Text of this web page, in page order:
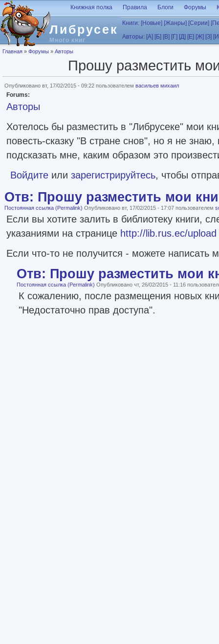
Перейти к основному содержанию
Либрусек
Много книг
Книжная полка Правила Блоги Форумы
Книги: [Новые] [Жанры] [Серии]
Авторы: [А] [Б] [В] [Г] [Д] [Е] [Ж] [З]
Вы здесь
Главная » Форумы » Авторы
Прошу разместить
Опубликовано вт, 17/02/2015 - 09:22 пользователем васильев михаил
Forums:
Авторы
Хотелось бы разместить в "Либрусеке" мои
повесть-сказку "В стране снов", но я не
подсказать мне, каким образом это
Войдите или зарегистрируйтесь, чтобы
Отв: Прошу разместить мои
Постоянная ссылка (Permalink) Опубликовано вт, 17/02/2015 - 17:07 пользователем
Если вы хотите залить в библиотеку книги,
указаниями на странице http://lib.rus.ec/upload
Если что-то не получится - можете написать
Отв: Прошу разместить мои
Постоянная ссылка (Permalink) Опубликовано чт, 26/02/2015 - 11:16
К сожалению, после размещения новых
"Недостаточно прав доступа".